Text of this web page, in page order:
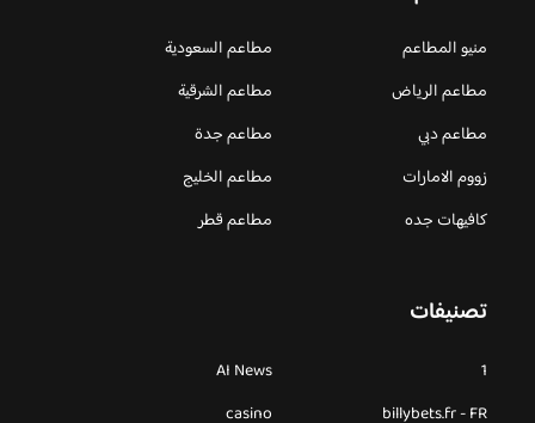
منيو المطاعم
مطاعم السعودية
مطاعم الرياض
مطاعم الشرقية
مطاعم دبي
مطاعم جدة
زووم الامارات
مطاعم الخليج
كافيهات جده
مطاعم قطر
تصنيفات
1
AI News
billybets.fr - FR
casino